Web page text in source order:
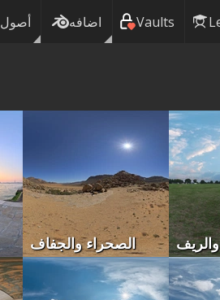
أصول اضافه Vaults
الصحراء والجفاف